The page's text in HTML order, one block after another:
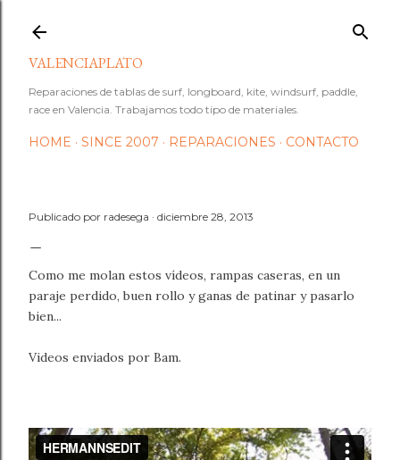
VALENCIAPLATO
Reparaciones de tablas de surf, longboard, kite, windsurf, paddle,
race en Valencia. Trabajamos todo tipo de materiales.
HOME SINCE 2007 REPARACIONES CONTACTO
Publicado por radesega diciembre 28, 2013
Como me molan estos vídeos, rampas caseras, en un
paraje perdido, buen rollo y ganas de patinar y pasarlo
bien...
Videos enviados por Bam.